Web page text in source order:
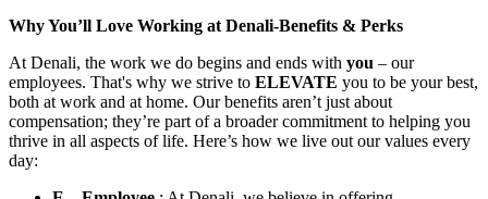
Why You’ll Love Working at Denali-Benefits & Perks
At Denali, the work we do begins and ends with you – our
employees. That's why we strive to ELEVATE you to be your best,
both at work and at home. Our benefits aren’t just about
compensation; they’re part of a broader commitment to helping you
thrive in all aspects of life. Here’s how we live out our values every
day: